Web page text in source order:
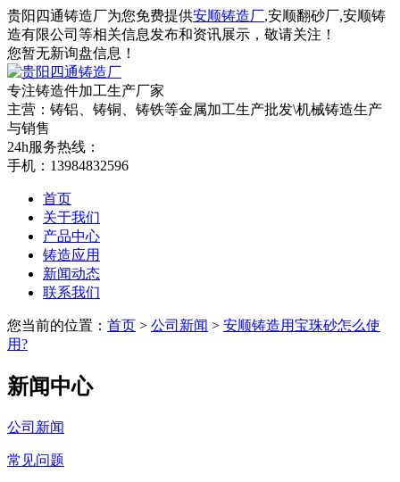
贵阳四通铸造厂为您免费提供安顺铸造厂,安顺翻砂厂,安顺铸
造有限公司等相关信息发布和资讯展示，敬请关注！
您暂无新询盘信息！
专注铸造件加工生产厂家
主营：铸铝、铸铜、铸铁等金属加工生产批发\机械铸造生产
与销售
24h服务热线：
手机：13984832596
首页
关于我们
产品中心
铸造应用
新闻动态
联系我们
您当前的位置： 首页 > 公司新闻 > 安顺铸造用宝珠砂怎么使
用?
新闻中心
公司新闻
常见问题